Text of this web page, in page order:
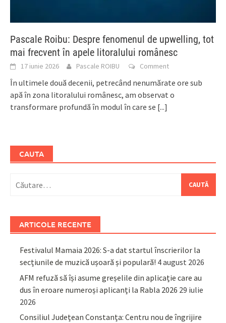
Pascale Roibu: Despre fenomenul de upwelling, tot
mai frecvent în apele litoralului românesc
17 iunie 2026 Pascale ROIBU Comment
În ultimele două decenii, petrecând nenumărate ore sub
apă în zona litoralului românesc, am observat o
transformare profundă în modul în care se [...]
CAUTA
după:
ARTICOLE RECENTE
Festivalul Mamaia 2026: S-a dat startul înscrierilor la
secțiunile de muzică ușoară și populară! 4 august 2026
AFM refuză să își asume greșelile din aplicație care au
dus în eroare numeroși aplicanți la Rabla 2026 29 iulie
2026
Consiliul Județean Constanța: Centru nou de îngrijire